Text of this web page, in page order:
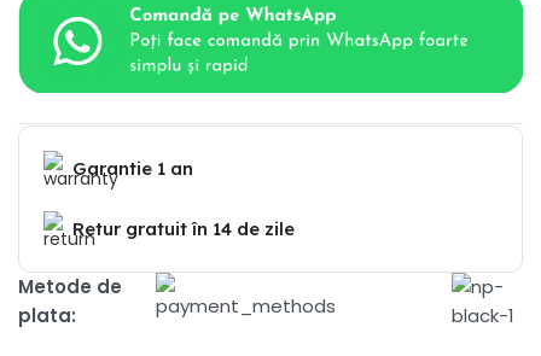
Garantie 1 an
Retur gratuit în 14 de zile
Metode de
plata: